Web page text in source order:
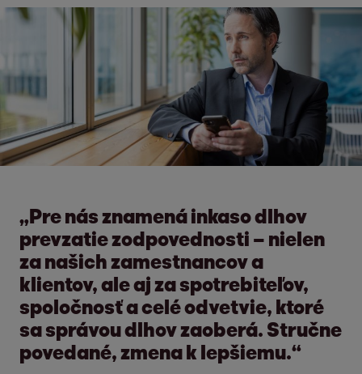
„Pre nás znamená inkaso dlhov
prevzatie zodpovednosti – nielen
za našich zamestnancov a
klientov, ale aj za spotrebiteľov,
spoločnosť a celé odvetvie, ktoré
sa správou dlhov zaoberá. Stručne
povedané, zmena k lepšiemu.“